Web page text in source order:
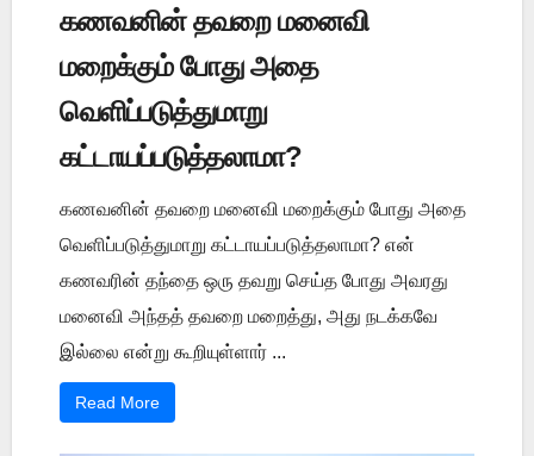
கணவனின் தவறை மனைவி
மறைக்கும் போது அதை
வெளிப்படுத்துமாறு
கட்டாயப்படுத்தலாமா?
கணவனின் தவறை மனைவி மறைக்கும் போது அதை
வெளிப்படுத்துமாறு கட்டாயப்படுத்தலாமா? என்
கணவரின் தந்தை ஒரு தவறு செய்த போது அவரது
மனைவி அந்தத் தவறை மறைத்து, அது நடக்கவே
இல்லை என்று கூறியுள்ளார் ...
Read More